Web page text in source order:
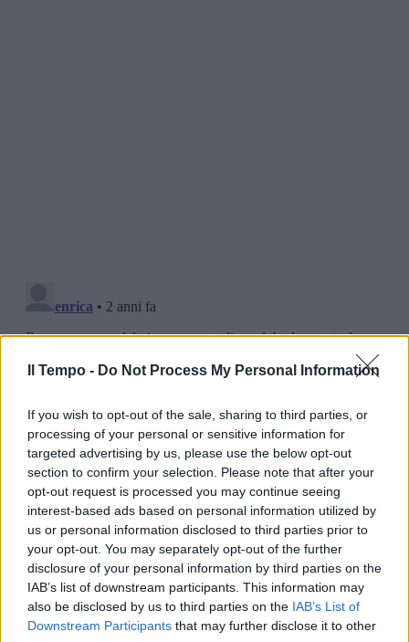
Il Tempo - Do Not Process My Personal Information
If you wish to opt-out of the sale, sharing to third parties, or
processing of your personal or sensitive information for
targeted advertising by us, please use the below opt-out
section to confirm your selection. Please note that after your
opt-out request is processed you may continue seeing
interest-based ads based on personal information utilized by
us or personal information disclosed to third parties prior to
your opt-out. You may separately opt-out of the further
disclosure of your personal information by third parties on the
IAB’s list of downstream participants. This information may
also be disclosed by us to third parties on the IAB’s List of
Downstream Participants that may further disclose it to other